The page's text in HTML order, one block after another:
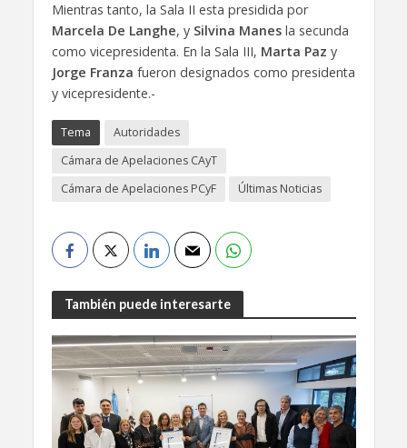
Mientras tanto, la Sala II esta presidida por
Marcela De Langhe, y Silvina Manesla secunda
como vicepresidenta. En la Sala III, Marta Paz y
Jorge Franza fueron designados como presidenta
y vicepresidente.-
Tema
Autoridades
Cámara de Apelaciones CAyT
Cámara de Apelaciones PCyF
Últimas Noticias
También puede interesarte